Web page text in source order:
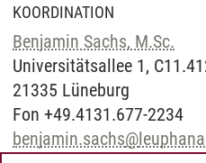
KOORDINATION
Benjamin Sachs, M.Sc.
Universitätsallee 1,
21335 Lüneburg
Fon +49.4131.677-2234
benjamin.sachs@